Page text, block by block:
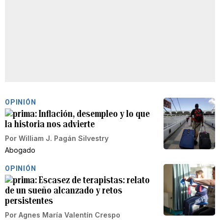
OPINIÓN
Inflación, desempleo y lo que
la historia nos advierte
Por William J. Pagán Silvestry
Abogado
OPINIÓN
Escasez de terapistas: relato
de un sueño alcanzado y retos
persistentes
Por Agnes María Valentín Crespo